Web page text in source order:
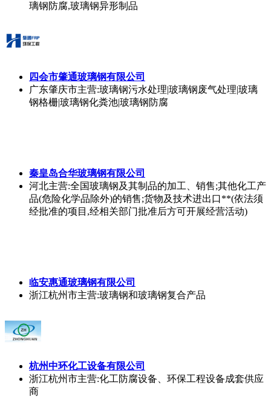
璃钢防腐,玻璃钢异形制品
四会市肇通玻璃钢有限公司
广东肇庆市主营:玻璃钢污水处理|玻璃钢废气处理|玻璃
钢格栅|玻璃钢化粪池|玻璃钢防腐
秦皇岛合华玻璃钢有限公司
河北主营:全国玻璃钢及其制品的加工、销售;其他化工产
品(危险化学品除外)的销售;货物及技术进出口**(依法须
经批准的项目,经相关部门批准后方可开展经营活动)
临安惠通玻璃钢有限公司
浙江杭州市主营:玻璃钢和玻璃钢复合产品
杭州中环化工设备有限公司
浙江杭州市主营:化工防腐设备、环保工程设备成套供应
商